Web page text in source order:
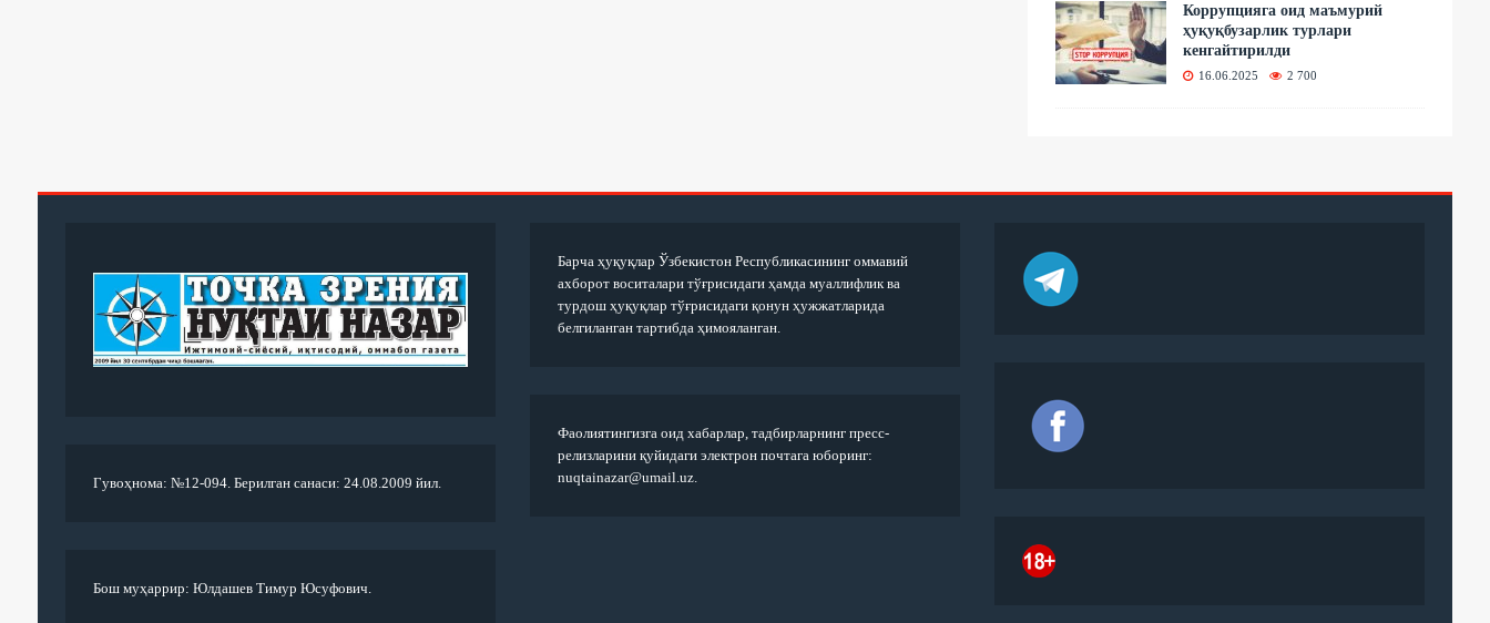
Коррупцияга оид маъмурий
ҳуқуқбузарлик турлари
кенгайтирилди
16.06.2025 2 700
Гувоҳнома: №12-094. Берилган санаси: 24.08.2009 йил.
Бош муҳаррир: Юлдашев Тимур Юсуфович.
Барча ҳуқуқлар Ўзбекистон Республикасининг оммавий
ахборот воситалари тўғрисидаги ҳамда муаллифлик ва
турдош ҳуқуқлар тўғрисидаги қонун ҳужжатларида
белгиланган тартибда ҳимояланган.
Фаолиятингизга оид хабарлар, тадбирларнинг пресс-
релизларини қуйидаги электрон почтага юборинг:
nuqtainazar@umail.uz.